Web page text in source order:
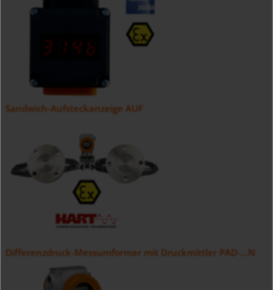
Sandwich-Aufsteckanzeige AUF
Differenzdruck-Messumformer mit Druckmittler PAD-...N